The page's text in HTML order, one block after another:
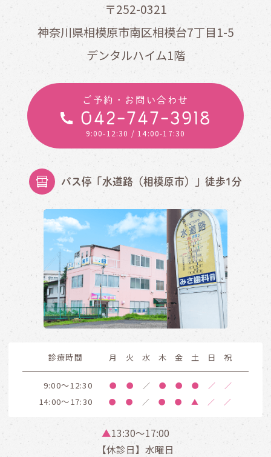
〒252-0321
神奈川県相模原市南区相模台7丁目1-5
デンタルハイム1階
ご予約・お問い合わせ
042-747-3918
9:00-12:30 / 14:00-17:30
バス停「水道路（相模原市）」徒歩1分
診療時間 月 火 水 木 金 土 日 祝
9:00～12:30 ● ● ／ ● ● ● ／ ／
14:00～17:30 ● ● ／ ● ● ▲ ／ ／
▲13:30〜17:00
【休診日】水曜日